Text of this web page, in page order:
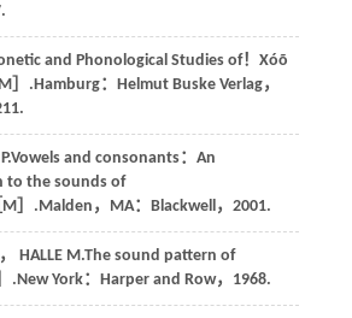
and Phonological Studies of！Xóõ
］.Hamburg：Helmut Buske Verlag，
P.Vowels and consonants：An
to the sounds of
M］.Malden，MA：Blackwell，2001.
， HALLE M.The sound pattern of
.New York：Harper and Row，1968.